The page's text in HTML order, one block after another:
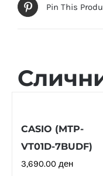
Pin This
CASIO (MTP-
VT01D-7BUDF)
3,690.00 ден